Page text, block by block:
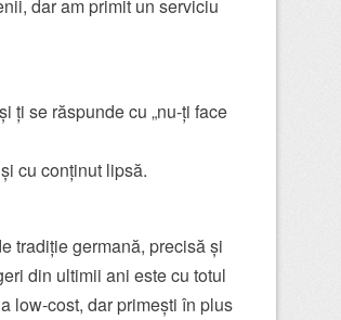
dar am primit un serviciu
ți se răspunde cu „nu-ți face
cu conținut lipsă.
tradiție germană, precisă și
din ultimii ani este cu totul
low-cost, dar primești în plus